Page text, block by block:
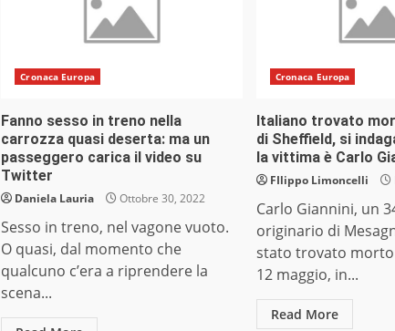
Cronaca Europa
Fanno sesso in treno nella
carrozza quasi deserta: ma un
passeggero carica il video su
Twitter
Daniela Lauria Ottobre 30, 2022
Sesso in treno, nel vagone vuoto.
O quasi, dal momento che
qualcuno c’era a riprendere la
scena...
Cronaca Europa
Italiano trovato
di Sheffield, si
la vittima è Carlo
FIlippo Limoncelli
Carlo Giannini, un
originario di
stato trovato
12 maggio, in...
Read More